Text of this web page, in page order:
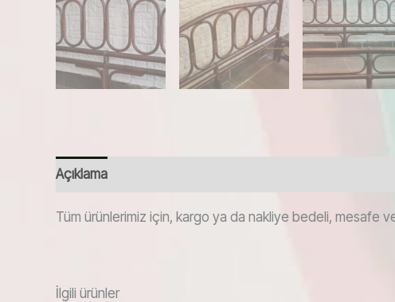
Açıklama
Tüm ürünlerimiz için, kargo ya da nakliye bedeli, mesafe
İlgili ürünler